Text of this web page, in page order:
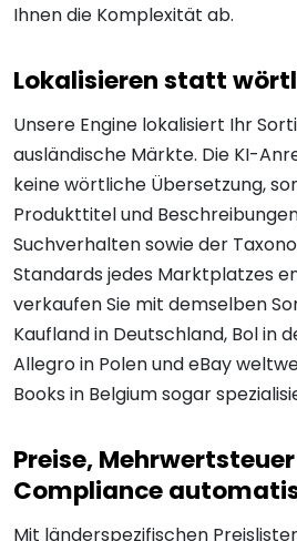
Ihnen die Komplexität ab.
Lokalisieren statt
Unsere Engine lokalisiert Ihr
ausländische Märkte. Die KI-
keine wörtliche Übersetzung,
Produkttitel und
Suchverhalten sowie der
Standards jedes Marktplatzes
verkaufen Sie mit demselben
Kaufland in Deutschland, Bol in
Allegro in Polen und eBay
Books in Belgium sogar
Preise,
Compliance
Mit länderspezifischen